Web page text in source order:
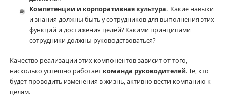
Компетенции и корпоративная культура. Какие навыки
и знания должны быть у сотрудников для выполнения этих
функций и достижения целей? Какими принципами
сотрудники должны руководствоваться?
Качество реализации этих компонентов зависит от того,
насколько успешно работает команда руководителей. Те, кто
будет проводить изменения в жизнь, активно вести компанию к
целям.